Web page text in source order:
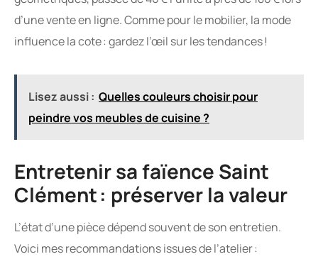
d’une vente en ligne. Comme pour le mobilier, la mode
influence la cote : gardez l’œil sur les tendances !
Lisez aussi : Quelles couleurs choisir pour
peindre vos meubles de cuisine ?
Entretenir sa faïence Saint
Clément : préserver la valeur
L’état d’une pièce dépend souvent de son entretien.
Voici mes recommandations issues de l’atelier :